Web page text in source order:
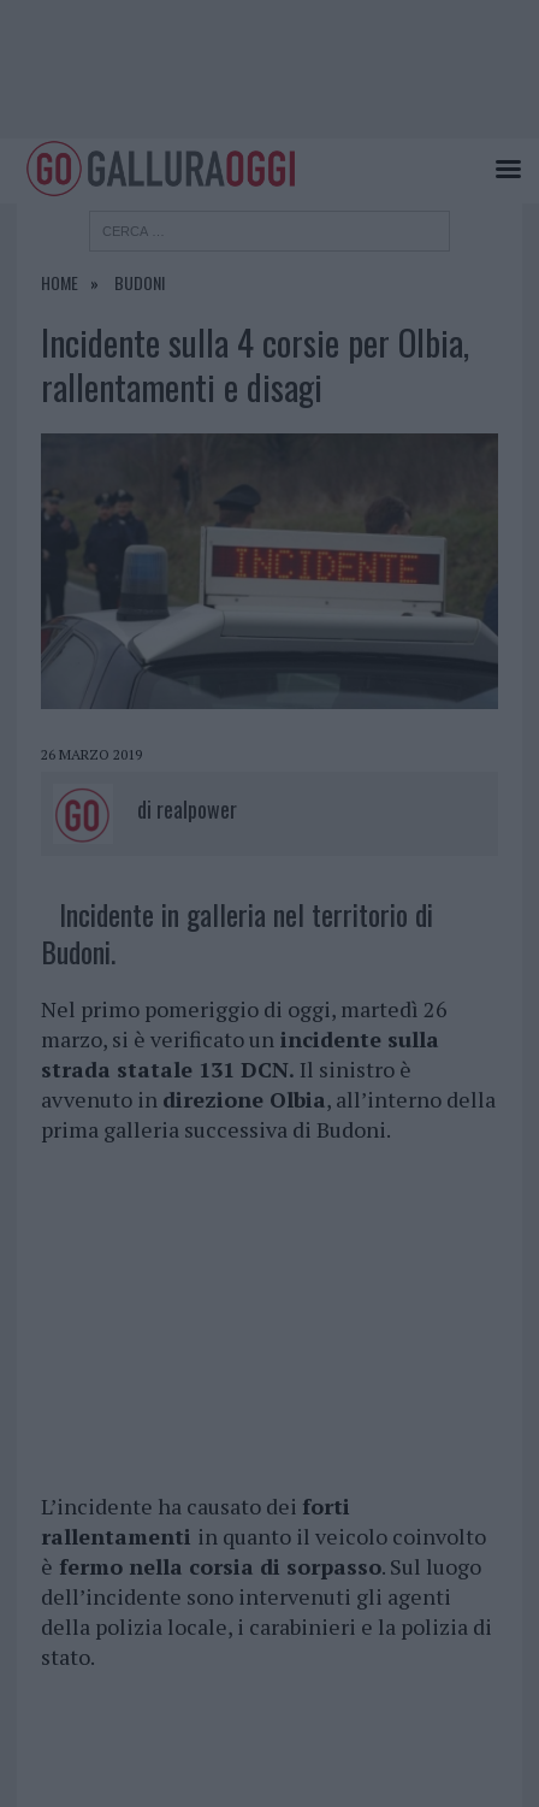
HOME BUDONI
Incidente sulla 4 corsie per Olbia,
rallentamenti e disagi
26 MARZO 2019
di realpower
Incidente in galleria nel territorio di
Budoni.
Nel primo pomeriggio di oggi, martedì 26
marzo, si è verificato un incidente sulla
strada statale 131 DCN. Il sinistro è
avvenuto in direzione Olbia, all’interno della
prima galleria successiva di Budoni.
L’incidente ha causato dei forti
rallentamenti in quanto il veicolo coinvolto
è fermo nella corsia di sorpasso. Sul luogo
dell’incidente sono intervenuti gli agenti
della polizia locale, i carabinieri e la polizia di
stato.